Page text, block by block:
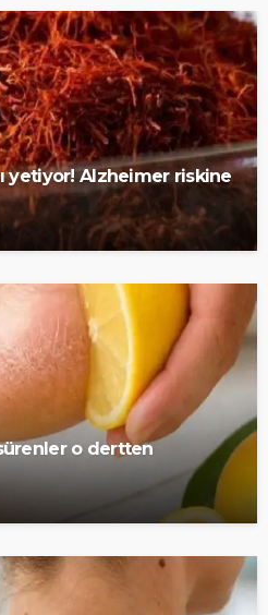
yetiyor! Alzheimer riskine
o dertten